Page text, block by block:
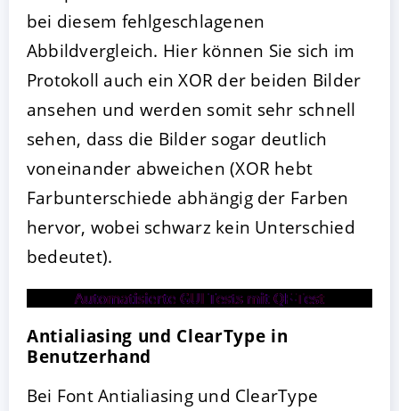
bei diesem fehlgeschlagenen
Abbildvergleich. Hier können Sie sich im
Protokoll auch ein XOR der beiden Bilder
ansehen und werden somit sehr schnell
sehen, dass die Bilder sogar deutlich
voneinander abweichen (XOR hebt
Farbunterschiede abhängig der Farben
hervor, wobei schwarz kein Unterschied
bedeutet).
Antialiasing und ClearType in
Benutzerhand
Bei Font Antialiasing und ClearType